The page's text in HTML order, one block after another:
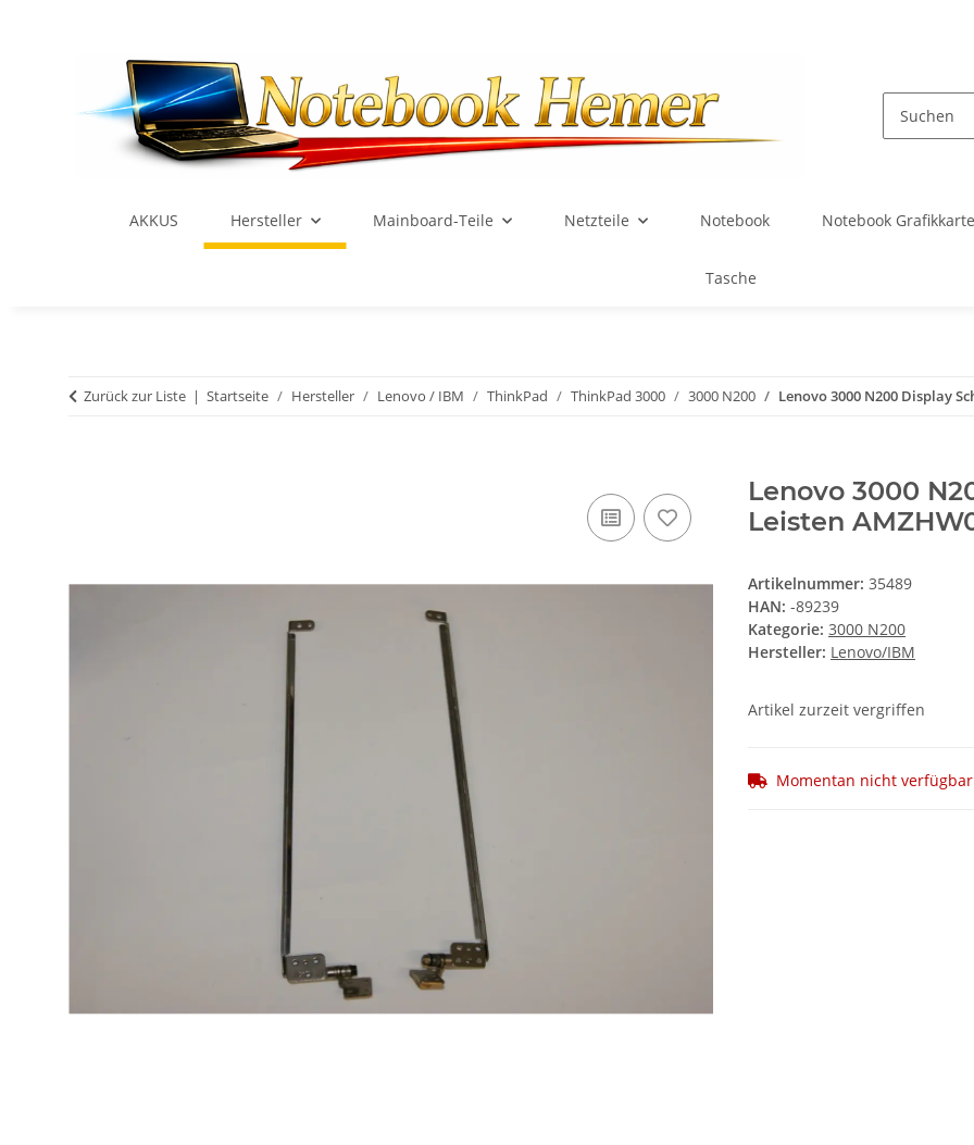
AKKUS Hersteller Mainboard-Teile Netzteile Notebook Notebook
Tasche
Zurück zur Liste Startseite Hersteller Lenovo / IBM ThinkPad ThinkPad 3000 3000 N200 Lenovo 3000 N200 Display
Lenovo 3000
Leisten
Artikelnummer: 35489
HAN: -89239
Kategorie: 3000 N200
Hersteller: Lenovo/IBM
Artikel zurzeit vergriffen
Momentan nicht verfügbar